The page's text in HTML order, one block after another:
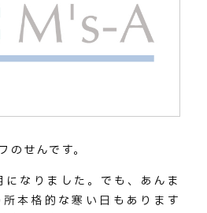
のせんです。
なりました。でも、あんま
本格的な寒い日もあります